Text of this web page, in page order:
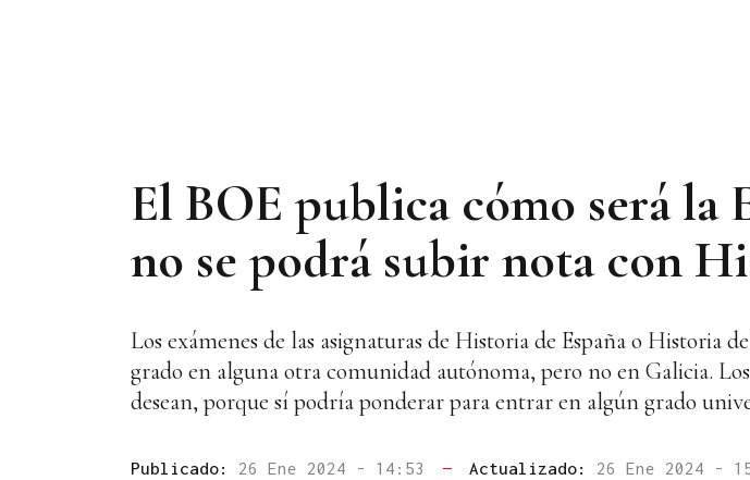
El BOE publica cómo será la
no se podrá subir nota con
Los exámenes de las asignaturas de Historia de España o Historia
grado en alguna otra comunidad autónoma, pero no en Galicia.
desean, porque sí podría ponderar para entrar en algún grado
Publicado: 26 Ene 2024 - 14:53 — Actualizado: 26 Ene 2024 -